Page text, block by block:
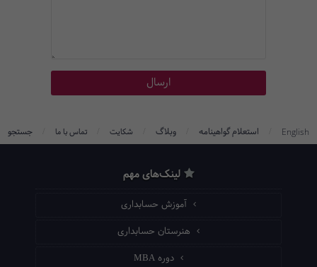
English استعلام گواهینامه وبلاگ شکایت تماس با ما جستجو
لینک‌های مهم
آموزش حسابداری
هنرستان حسابداری
دوره MBA